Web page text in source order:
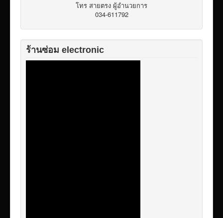
โทร สายตรง ผู้อำนวยการ
034-611792
ร้านซ่อม electronic